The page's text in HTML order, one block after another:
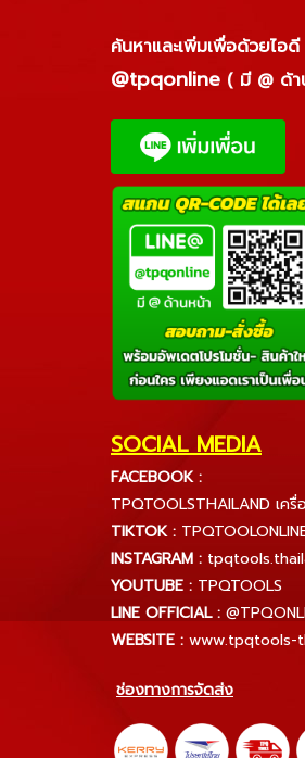
ค้นหาและเพิ่มเพื่อด้วยไอดี
@tpqonline ( มี @ ด้
SOCIAL MEDIA
FACEBOOK :
TPQTOOLSTHAILAND เค
TIKTOK :
INSTAGRAM :
YOUTUBE : TPQTOOLS
LINE OFFICIAL :
WEBSITE : www.tpqtools-
ช่องทางการจัดส่ง